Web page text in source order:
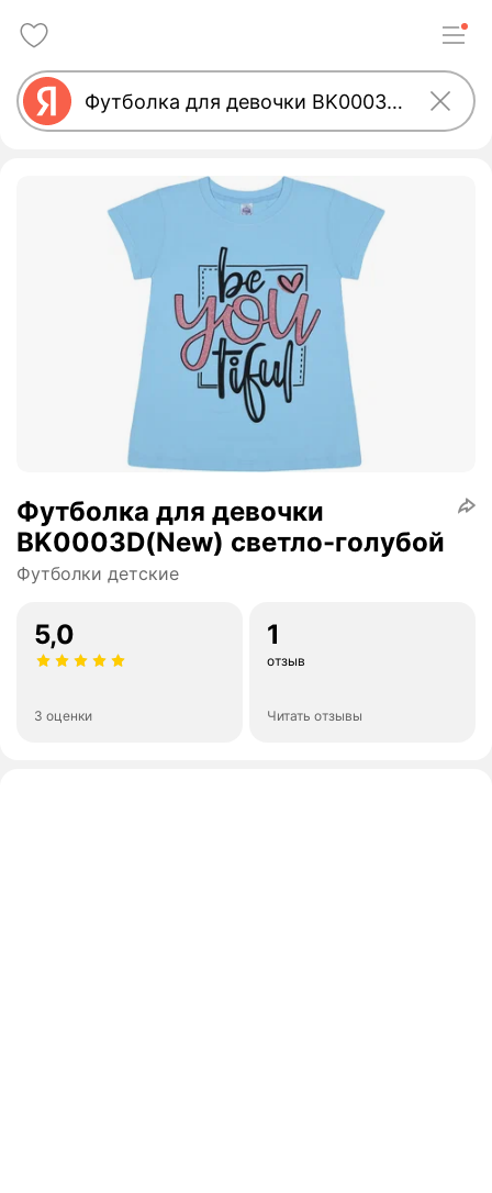
Футболка для девочки
BK0003D(New) светло-голубой
Футболки детские
5,0
3 оценки
1
отзыв
Читать отзывы